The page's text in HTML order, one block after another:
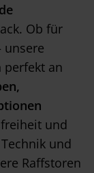
Ob für
unsere
perfekt an
und
und
Raffstoren